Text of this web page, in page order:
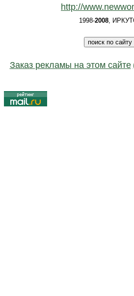
http://
1998-2008,
Заказ рекламы на этом сайте